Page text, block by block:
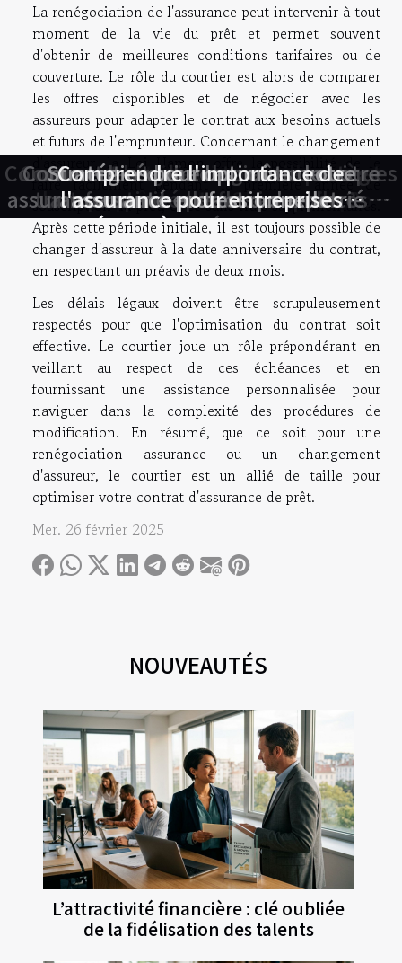
NOUVEAUTÉS
L’attractivité financière : clé oubliée
de la fidélisation des talents
La renégociation de l'assurance peut intervenir à tout
moment de la vie du prêt et permet souvent
d'obtenir de meilleures conditions tarifaires ou de
couverture. Le rôle du courtier est alors de comparer
les offres disponibles et de négocier avec les
assureurs pour adapter le contrat aux besoins actuels
et futurs de l'emprunteur. Concernant le changement
d'assureur, la Loi Hamon offre la possibilité de le
faire facilement pendant la première année de
souscription du prêt, et ce sans frais supplémentaires.
Après cette période initiale, il est toujours possible de
changer d'assureur à la date anniversaire du contrat,
en respectant un préavis de deux mois.
Les délais légaux doivent être scrupuleusement
respectés pour que l'optimisation du contrat soit
effective. Le courtier joue un rôle prépondérant en
veillant au respect de ces échéances et en
fournissant une assistance personnalisée pour
naviguer dans la complexité des procédures de
modification. En résumé, que ce soit pour une
renégociation assurance ou un changement
d'assureur, le courtier est un allié de taille pour
optimiser votre contrat d'assurance de prêt.
Mer. 26 février 2025
Comment choisir la meilleure
assurance prêt santé selon votre profil
?
Comment choisir entre assurance et
banque pour votre 3ème pilier ?
Comment la cyberassurance protège
votre activité professionnelle ?
Comment les technologies numériques
transforment-elles les assurances
santé ?
Comment réduire les coûts de votre
assurance santé en tant qu'expatrié en
France
Stratégies pour optimiser votre
assurance professionnelle
Comprendre l'importance de
l'assurance pour entreprises
étrangères en Europe